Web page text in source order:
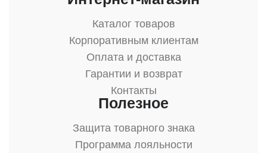
Каталог товаров
Корпоративным клиентам
Оплата и доставка
Гарантии и возврат
Контакты
Полезное
Защита товарного знака
Программа лояльности